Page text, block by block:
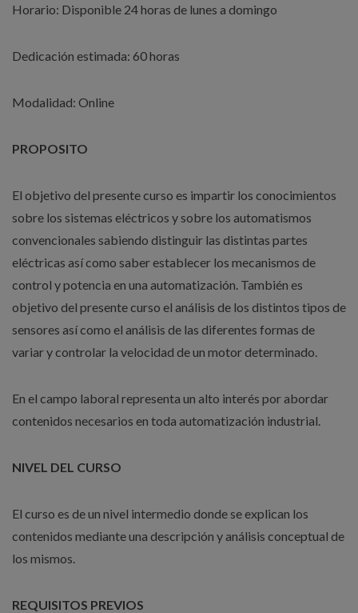
Horario: Disponible 24 horas de lunes a domingo
Dedicación estimada: 60 horas
Modalidad: Online
PROPOSITO
El objetivo del presente curso es impartir los conocimientos
sobre los sistemas eléctricos y sobre los automatismos
convencionales sabiendo distinguir las distintas partes
eléctricas así como saber establecer los mecanismos de
control y potencia en una automatización. También es
objetivo del presente curso el análisis de los distintos tipos de
sensores así como el análisis de las diferentes formas de
variar y controlar la velocidad de un motor determinado.
En el campo laboral representa un alto interés por abordar
contenidos necesarios en toda automatización industrial.
NIVEL DEL CURSO
El curso es de un nivel intermedio donde se explican los
contenidos mediante una descripción y análisis conceptual de
los mismos.
REQUISITOS PREVIOS